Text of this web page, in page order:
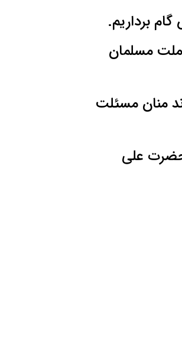
برداریم.
ملت مسلمان
منان مسئلت
حضرت علی